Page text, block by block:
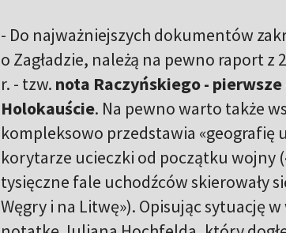
- Do najważniejszych dokumentów
o Zagładzie, należą na pewno raport
r. - tzw. nota Raczyńskiego -
Holokauście. Na pewno warto także
kompleksowo przedstawia «geografię
korytarze ucieczki od początku wojny
tysięczne fale uchodźców skierowały
Węgry i na Litwę»). Opisując sytuację